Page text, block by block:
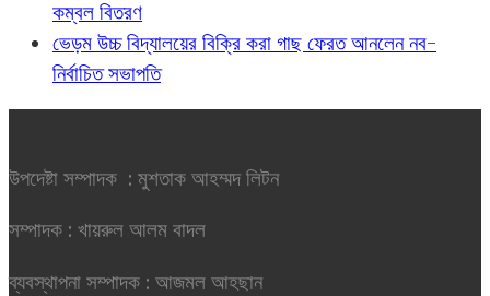
কম্বল বিতরণ
ভেড়ম উচ্চ বিদ্যালয়ের বিক্রি করা গাছ ফেরত আনলেন নব-
নির্বাচিত সভাপতি
উপদেষ্টা সম্পাদক : মুশতাক আহম্মদ লিটন
সম্পাদক : খায়রুল আলম বাদল
ব্যবস্থাপনা সম্পাদক : আজমল আহছান